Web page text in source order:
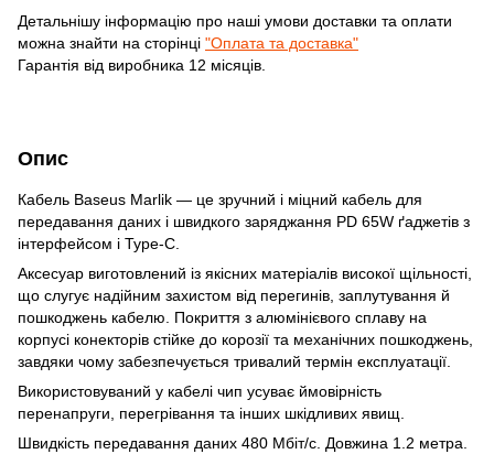
Опис
Кабель Baseus Marlik — це зручний і міцний кабель для
передавання даних і швидкого заряджання PD 65W ґаджетів з
інтерфейсом і Type-C.
Аксесуар виготовлений із якісних матеріалів високої щільності,
що слугує надійним захистом від перегинів, заплутування й
пошкоджень кабелю. Покриття з алюмінієвого сплаву на
корпусі конекторів стійке до корозії та механічних пошкоджень,
завдяки чому забезпечується тривалий термін експлуатації.
Використовуваний у кабелі чип усуває ймовірність
перенапруги, перегрівання та інших шкідливих явищ.
Швидкість передавання даних 480 Мбіт/с. Довжина 1.2 метра.
Детальнішу інформацію про наші умови доставки та оплати
можна знайти на сторінці "Оплата та доставка"
Гарантія від виробника 12 місяців.